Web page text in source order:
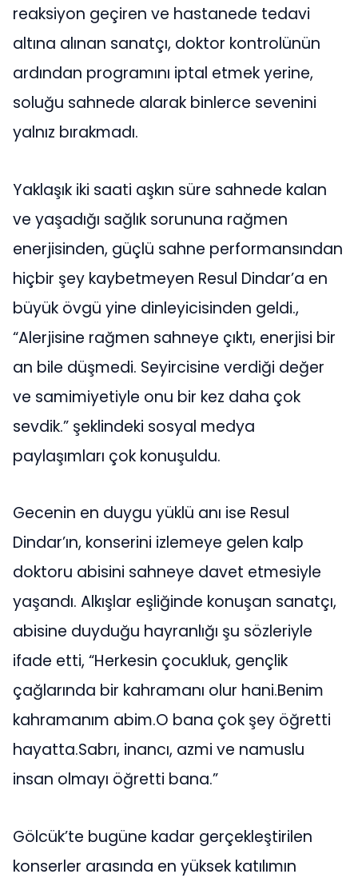
reaksiyon geçiren ve hastanede tedavi
altına alınan sanatçı, doktor kontrolünün
ardından programını iptal etmek yerine,
soluğu sahnede alarak binlerce sevenini
yalnız bırakmadı.
Yaklaşık iki saati aşkın süre sahnede kalan
ve yaşadığı sağlık sorununa rağmen
enerjisinden, güçlü sahne performansından
hiçbir şey kaybetmeyen Resul Dindar’a en
büyük övgü yine dinleyicisinden geldi.,
“Alerjisine rağmen sahneye çıktı, enerjisi bir
an bile düşmedi. Seyircisine verdiği değer
ve samimiyetiyle onu bir kez daha çok
sevdik.” şeklindeki sosyal medya
paylaşımları çok konuşuldu.
Gecenin en duygu yüklü anı ise Resul
Dindar’ın, konserini izlemeye gelen kalp
doktoru abisini sahneye davet etmesiyle
yaşandı. Alkışlar eşliğinde konuşan sanatçı,
abisine duyduğu hayranlığı şu sözleriyle
ifade etti, “Herkesin çocukluk, gençlik
çağlarında bir kahramanı olur hani.Benim
kahramanım abim.O bana çok şey öğretti
hayatta.Sabrı, inancı, azmi ve namuslu
insan olmayı öğretti bana.”
Gölcük’te bugüne kadar gerçekleştirilen
konserler arasında en yüksek katılımın